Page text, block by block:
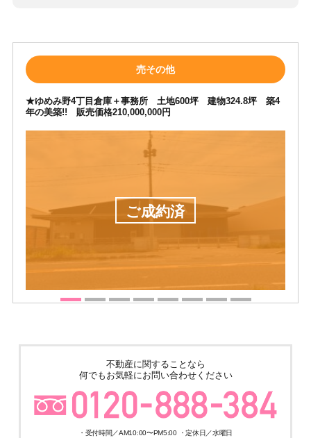
売その他
★ゆめみ野4丁目倉庫＋事務所 土地600坪 建物324.8坪 築4
年の美築!! 販売価格210,000,000円
ご成約済
不動産に関することなら
何でもお気軽にお問い合わせください
・受付時間／AM10:00〜PM5:00 ・定休日／水曜日